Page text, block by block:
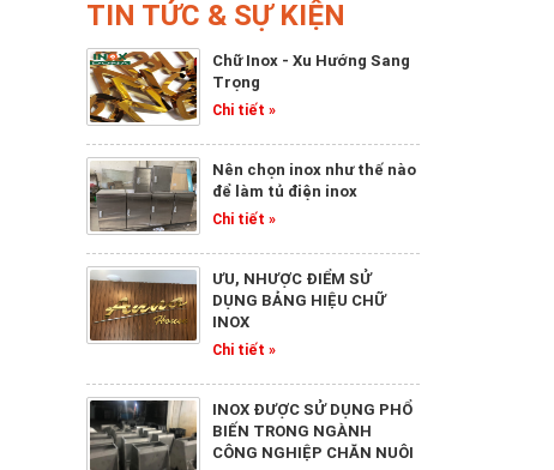
TIN TỨC & SỰ KIỆN
Chữ Inox - Xu Hướng Sang
Trọng
Chi tiết »
Nên chọn inox như thế nào
để làm tủ điện inox
Chi tiết »
ƯU, NHƯỢC ĐIỂM SỬ
DỤNG BẢNG HIỆU CHỮ
INOX
Chi tiết »
INOX ĐƯỢC SỬ DỤNG PHỔ
BIẾN TRONG NGÀNH
CÔNG NGHIỆP CHĂN NUÔI